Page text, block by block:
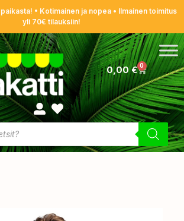
• Kotimainen ja nopea • Ilmainen toimitus
yli 70€ tilauksiin!
0,00€ 0